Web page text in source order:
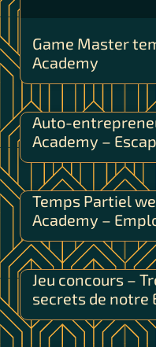
Game Master
Academy
Auto-
Academy –
Temps Partiel
Academy –
Jeu concours –
secrets de notre